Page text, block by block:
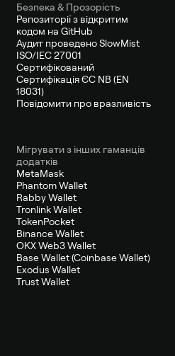
Безпека & Прозорість
Репозиторії з відкритим
кодом на GitHub
Аудит проведено SlowMist
ISO/IEC 27001
Сертифікований
Сертифікація ЄС NB (EN
18031)
Повідомити про вразливість
Мігрувати з інших гаманців
додатків
MetaMask
Phantom Wallet
Rabby Wallet
Tronlink Wallet
TokenPocket
Binance Wallet
OKX Web3 Wallet
Base Wallet (Coinbase Wallet)
Exodus Wallet
Trust Wallet